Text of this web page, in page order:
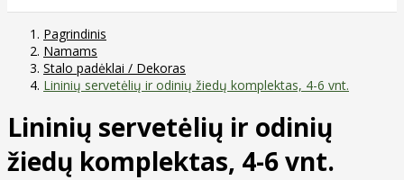
Pagrindinis
Namams
Stalo padėklai / Dekoras
Lininių servetėlių ir odinių žiedų komplektas, 4-6 vnt.
Lininių servetėlių ir odinių
žiedų komplektas, 4-6 vnt.